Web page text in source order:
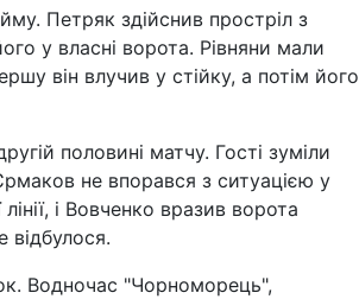
Петряк здійснив простріл з
у власні ворота. Рівняни мали
він влучив у стійку, а потім його
половині матчу. Гості зуміли
не впорався з ситуацією у
і Вовченко вразив ворота
Водночас "Чорноморець",